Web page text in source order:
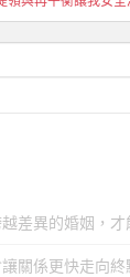
差異的婚姻，才
關係更快走向終